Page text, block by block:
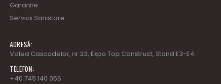
Garantie
Servicii Sanistore
ADRESĂ:
Valea Cascadelor, nr.23, Expo Top Construct, Stand E3-E4
TELEFON:
+40 745 140 056